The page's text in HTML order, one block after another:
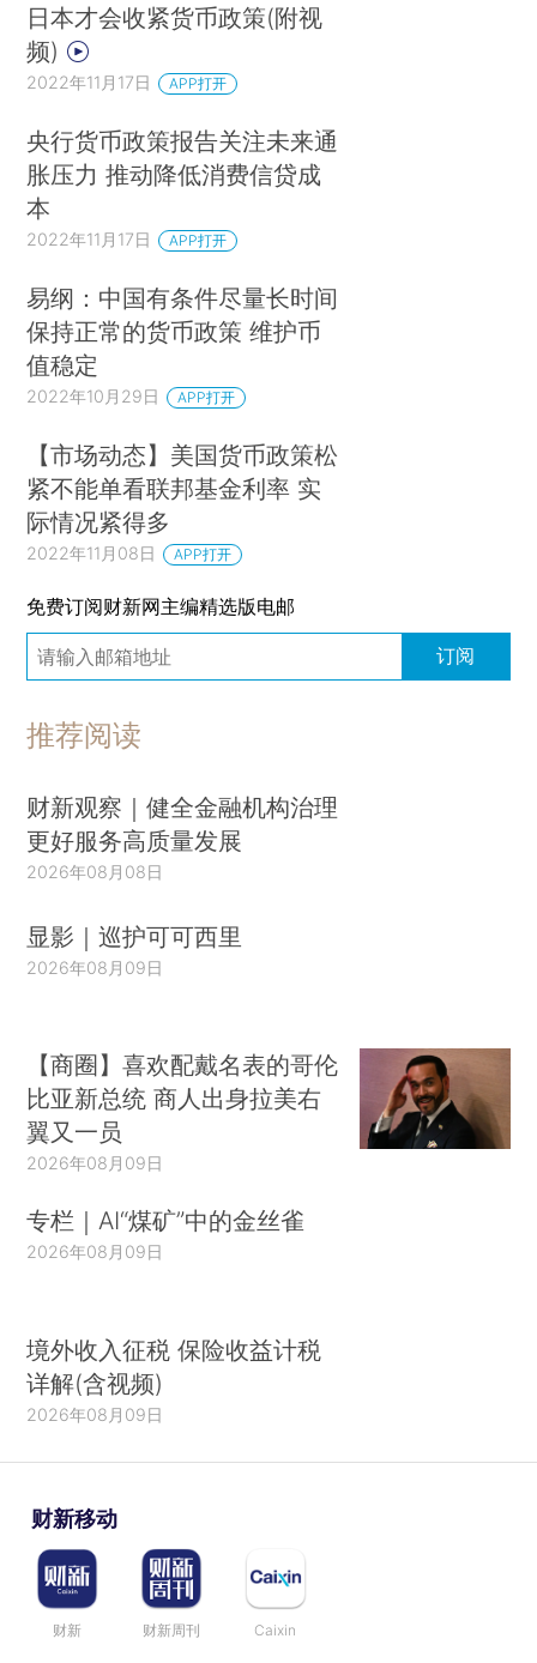
日本才会收紧货币政策(附视
频)
2022年11月17日 APP打开
央行货币政策报告关注未来通
胀压力 推动降低消费信贷成
本
2022年11月17日 APP打开
易纲：中国有条件尽量长时间
保持正常的货币政策 维护币
值稳定
2022年10月29日 APP打开
【市场动态】美国货币政策松
紧不能单看联邦基金利率 实
际情况紧得多
2022年11月08日 APP打开
免费订阅财新网主编精选版电邮
订阅
推荐阅读
财新观察｜健全金融机构治理
更好服务高质量发展
2026年08月08日
显影｜巡护可可西里
2026年08月09日
【商圈】喜欢配戴名表的哥伦
比亚新总统 商人出身拉美右
翼又一员
2026年08月09日
专栏｜AI“煤矿”中的金丝雀
2026年08月09日
境外收入征税 保险收益计税
详解(含视频)
2026年08月09日
财新移动
财新 财新周刊 Caixin